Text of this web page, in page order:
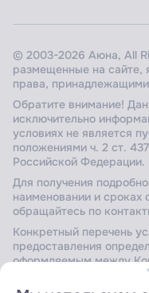
© 2003-2026 Аюна, All
размещенные на сайте,
права,
Обратите внимание!
исключительно
условиях не является
положениями ч. 2 ст.
Российской Федерации.
Для получения
наименовании и сроках
обращайтесь по
Конкретный перечень
предоставления
оформляемым между